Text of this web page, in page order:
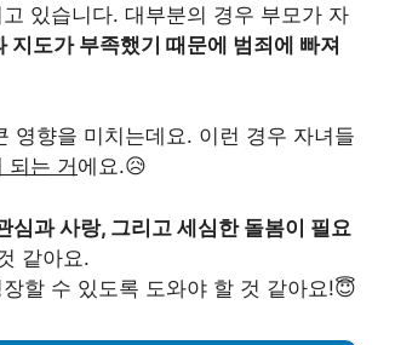
있습니다. 대부분의 경우 부모가 자
지도가 부족했기 때문에 범죄에 빠져
영향을 미치는데요. 이런 경우 자녀들
되는 거에요.😥
심과 사랑, 그리고 세심한 돌봄이 필요
같아요.
할 수 있도록 도와야 할 것 같아요!😇